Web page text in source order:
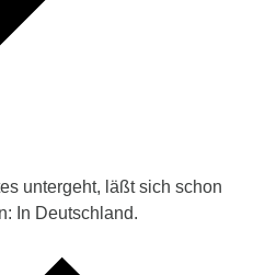
untergeht, läßt sich schon
In Deutschland.